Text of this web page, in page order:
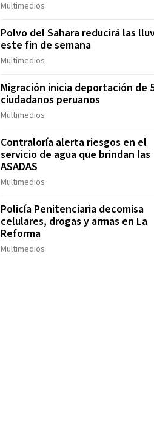
Multimedios
Polvo del Sahara reducirá las
este fin de semana
Multimedios
Migración inicia deportación de
ciudadanos peruanos
Multimedios
Contraloría alerta riesgos en el
servicio de agua que brindan las
ASADAS
Multimedios
Policía Penitenciaria decomisa
celulares, drogas y armas en La
Reforma
Multimedios